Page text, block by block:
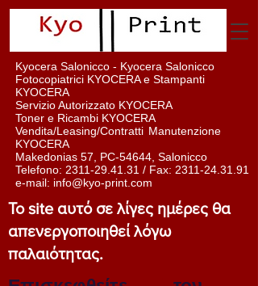
Kyocera Salonicco - Kyocera Salonicco
Fotocopiatrici KYOCERA e Stampanti
KYOCERA
Servizio Autorizzato KYOCERA
Toner e Ricambi KYOCERA
Vendita/Leasing/Contratti Manutenzione
KYOCERA
Makedonias 57, PC-54644, Salonicco
Telefono: 2311-29.41.31 / Fax: 2311-24.31.91
e-mail: info@kyo-print.com
Το site αυτό σε λίγες ημέρες θα
απενεργοποιηθεί λόγω
παλαιότητας.